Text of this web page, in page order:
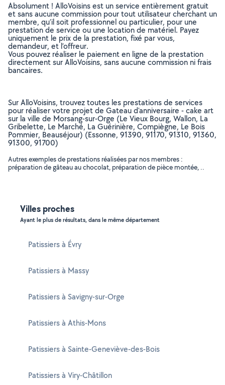
Absolument ! AlloVoisins est un service entièrement gratuit
et sans aucune commission pour tout utilisateur cherchant un
membre, qu’il soit professionnel ou particulier, pour une
prestation de service ou une location de matériel. Payez
uniquement le prix de la prestation, fixé par vous,
demandeur, et l’offreur.
Vous pouvez réaliser le paiement en ligne de la prestation
directement sur AlloVoisins, sans aucune commission ni frais
bancaires.
Sur AlloVoisins, trouvez toutes les prestations de services
pour réaliser votre projet de Gateau d'anniversaire - cake art
sur la ville de Morsang-sur-Orge (Le Vieux Bourg, Wallon, La
Gribelette, Le Marché, La Guérinière, Compiègne, Le Bois
Pommier, Beauséjour) (Essonne, 91390, 91170, 91310, 91360,
91300, 91700)
Autres exemples de prestations réalisées par nos membres :
préparation de gâteau au chocolat, préparation de pièce montée, ..
Villes proches
Ayant le plus de résultats, dans le même département
Patissiers à Évry
Patissiers à Massy
Patissiers à Savigny-sur-Orge
Patissiers à Athis-Mons
Patissiers à Sainte-Geneviève-des-Bois
Patissiers à Viry-Châtillon